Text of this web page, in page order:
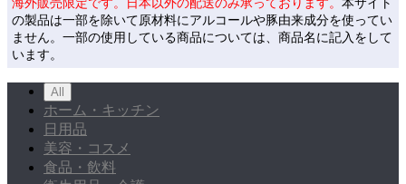
海外販売限定です。日本以外の配送のみ承っております。 本サイト
の製品は一部を除いて原材料にアルコールや豚由来成分を使ってい
ません。一部の使用している商品については、商品名に記入をして
います。
All
ホーム・キッチン
日用品
美容・コスメ
食品・飲料